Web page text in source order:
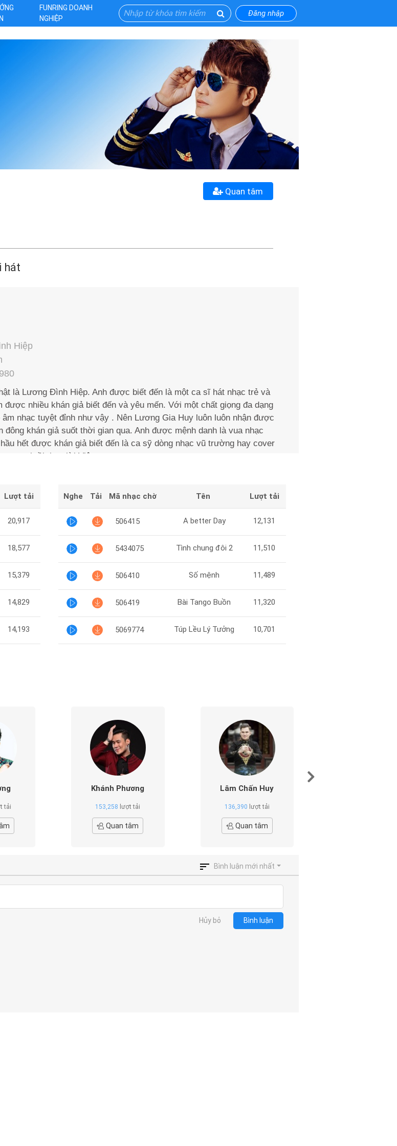
FUNRING DOANH
NGHIỆP
Đăng nhập
Quan tâm
hát
Hiệp
là Lương Đình Hiệp. Anh được biết đến là một ca sĩ hát nhạc trẻ và
được nhiều khán giả biết đến và yêu mến. Với một chất giọng đa dạng
âm nhạc tuyệt đỉnh như vậy . Nên Lương Gia Huy luôn luôn nhận được
đông khán giả suốt thời gian qua. Anh được mệnh danh là vua nhạc
hết được khán giả biết đến là ca sỹ dòng nhạc vũ trường hay cover
ngoại rồi thay lời Việt.
Lượt tải
20,917
18,577
15,379
14,829
14,193
Nghe Tải Mã nhạc chờ Tên Lượt tải
506415 A better Day 12,131
5434075 Tình chung đôi 2 11,510
506410 Số mệnh 11,489
506419 Bài Tango Buồn 11,320
5069774 Túp Lều Lý Tưởng 10,701
tải
Khánh Phương
153,258 lượt tải
Quan tâm
Lâm Chấn Huy
136,390 lượt tải
Quan tâm
Bình luận mới nhất
Hủy bỏ Bình luận